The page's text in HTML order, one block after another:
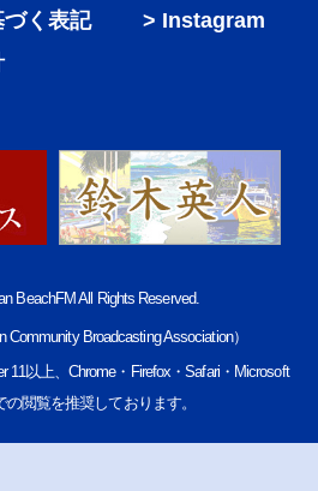
く表記
Instagram
BeachFM All Rights Reserved.
Community Broadcasting Association）
11以上、Chrome・Firefox・Safari・Microsoft
の閲覧を推奨しております。